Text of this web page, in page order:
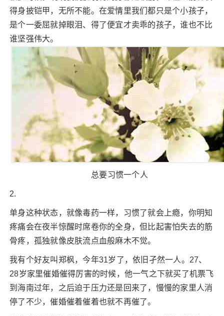
得身披铠甲，无所不能。在爱情里我们都只是个小孩子，
是个一委屈就掉眼泪、得了便宜才卖乖的孩子，谁也不比
谁坚强伟大。
总要习惯一个人
2.
单身这种状态，就像毒药一样，习惯了就会上瘾，你明知
疼痛会在夜半惊醒时席卷你的全身，但比起害怕失去的筋
骨疼，孤独就像皮肤流点血般麻木不觉。
我有个好友叫郑枫，今年31岁了，依旧孑然一人。27、
28岁家里催婚催得厉害的时候，他一气之下就买了机票飞
到海南过年，之后迫于压力还是回来了，慢慢的家里人消
停了不少，催婚催着催着也就不再催了。